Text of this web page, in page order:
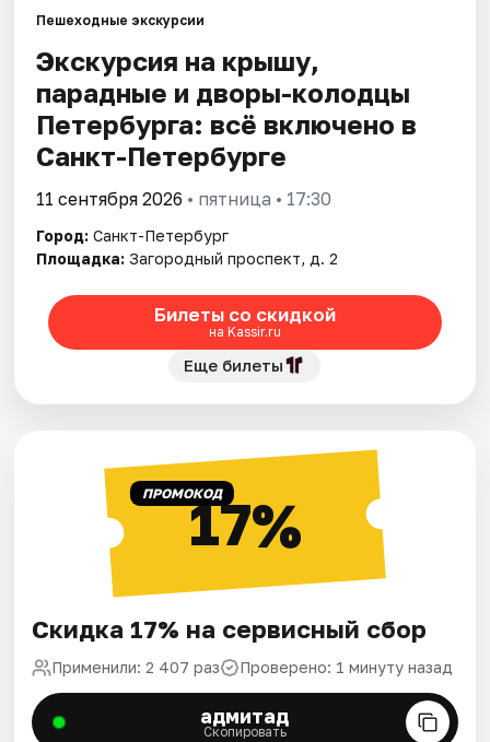
Города
Площадки
Артисты
Рейтинги
Пешеходные экскурсии
Экскурсия на крышу,
парадные и дворы-колодцы
Петербурга: всё включено в
Санкт-Петербурге
11 сентября 2026 • пятница • 17:30
Город: Санкт-Петербург
Площадка: Загородный проспект, д. 2
Билеты со скидкой
на Kassir.ru
Еще билеты
ПРОМОКОД17%
Скидка 17% на сервисный сбор
Применили: 2 407 раз Проверено: 1 минуту назад
адмитад
Скопировать